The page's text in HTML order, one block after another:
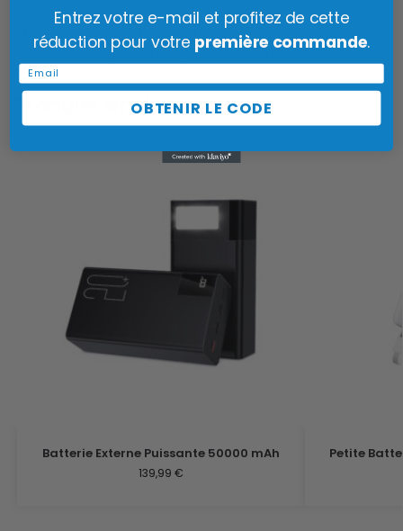
Catégories : Batteries Externes 50000mAh
Batteries
Externes Charge Rapide,Batteries Externes Puissantes
Produits similaires
Batterie Externe Puissante 50000 mAh
139,99 €
Petite
Entrez votre e-mail et profitez de cette
réduction pour votre première commande.
Email
OBTENIR LE CODE